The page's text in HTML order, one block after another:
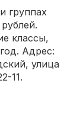
группах
классы,
Адрес:
улица
11.